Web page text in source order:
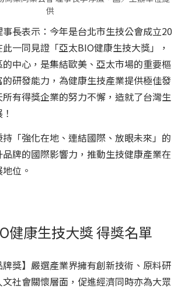
供
長表示：今年是台北市生技公會成立20
一同見證「亞太BIO健康生技大獎」，
中心，是集結歐美、亞太市場的重要樞
研發能力，為健康生技產業提供極佳發
有得獎企業的努力不懈，造就了台灣生
「強化在地、連結國際、放眼未來」的
牌的國際影響力，推動生技健康產業在
位。
健康生技大獎 得獎名單
牌獎】嚴選產業界擁有創新技術、原料研
社會關懷層面，促進經濟同時亦為大眾